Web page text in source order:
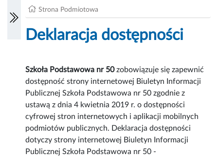
Strona Podmiotowa
Deklaracja dostępności
Szkoła Podstawowa nr 50zobowiązuje się zapewnić
dostępnośćstrony internetowej Biuletyn Informacji
Publicznej Szkoła Podstawowa nr 50 zgodnie z
ustawą z dnia 4 kwietnia 2019 r. o dostępności
cyfrowej stron internetowych i aplikacji mobilnych
podmiotów publicznych. Deklaracja dostępności
dotyczy strony internetowej Biuletyn Informacji
Publicznej Szkoła Podstawowa nr 50 -